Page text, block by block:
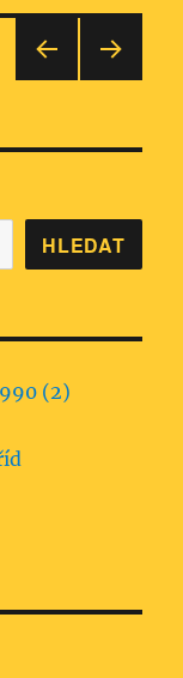
STRÁNKA
HLEDAT
(2)